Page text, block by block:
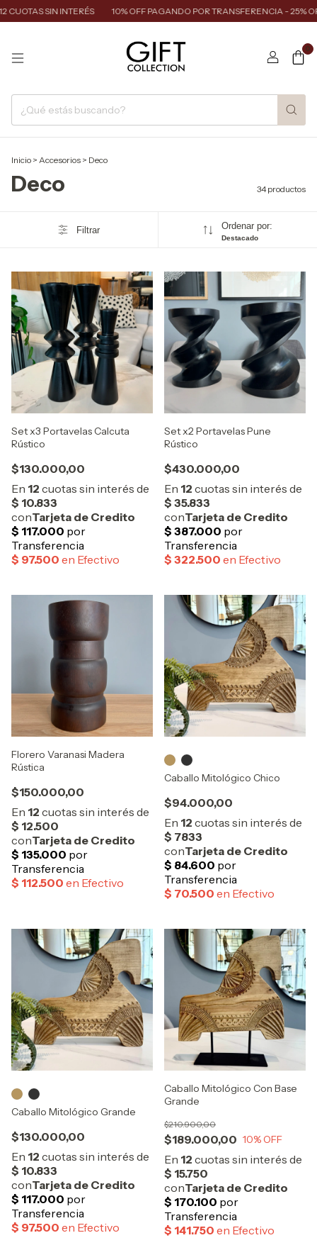
SIN INTERÉS 10% OFF PAGANDO POR TRANSFERENCIA - 25% OFF
0
Inicio > Accesorios > Deco
Deco 34 productos
Filtrar Ordenar por:
Destacado
Set x3 Portavelas Calcuta
Rústico
$130.000,00
Set x2 Portavelas Pune
Rústico
$430.000,00
Florero Varanasi Madera
Rústica
$150.000,00
Caballo Mitológico Chico
$94.000,00
Caballo Mitológico Grande
$130.000,00
Caballo Mitológico Con Base
Grande
$189.000,00
$210.900,00
10% OFF